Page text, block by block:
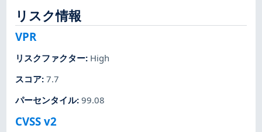
リスク情報
VPR
リスクファクター: High
スコア:7.7
パーセンタイル:99.08
CVSS v2